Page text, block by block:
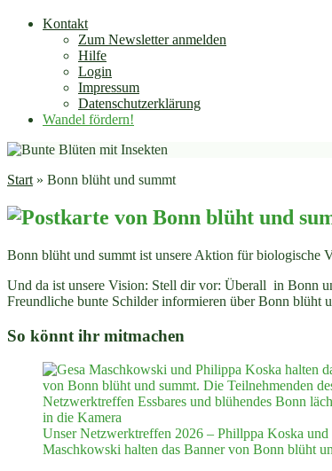
Kontakt
Zum Newsletter anmelden
Hilfe
Login
Impressum
Datenschutzerklärung
Wandel fördern!
Start » Bonn blüht und summt
Bonn blüht und summt ist unsere Aktion für biologische
Und da ist unsere Vision: Stell dir vor: Überall in Bonn
Freundliche bunte Schilder informieren über Bonn blüht
So könnt ihr mitmachen
Unser Netzwerktreffen 2026 – Phillppa Koska und
Maschkowski halten das Banner von Bonn blüht